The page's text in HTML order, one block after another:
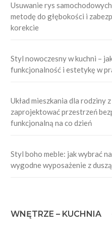
Usuwanie rys
metodę do głębokości i
korekcie
Styl nowoczesny w kuchni –
funkcjonalność i estetykę w
Układ mieszkania dla rodziny
zaprojektować przestrzeń
funkcjonalną na co dzień
Styl boho meble: jak wybrać
wygodne wyposażenie z
WNĘTRZE – KUCHNIA